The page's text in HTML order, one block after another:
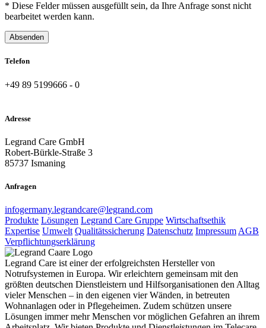
* Diese Felder müssen ausgefüllt sein, da Ihre Anfrage sonst nicht
bearbeitet werden kann.
Absenden
Telefon
+49 89 5199666 - 0
Adresse
Legrand Care GmbH
Robert-Bürkle-Straße 3
85737 Ismaning
Anfragen
infogermany.legrandcare@legrand.com
Produkte Lösungen Legrand Care Gruppe Wirtschaftsethik
Expertise Umwelt Qualitätssicherung Datenschutz Impressum AGB
Verpflichtungserklärung
Legrand Care ist einer der erfolgreichsten Hersteller von
Notrufsystemen in Europa. Wir erleichtern gemeinsam mit den
größten deutschen Dienstleistern und Hilfsorganisationen den Alltag
vieler Menschen – in den eigenen vier Wänden, in betreuten
Wohnanlagen oder in Pflegeheimen. Zudem schützen unsere
Lösungen immer mehr Menschen vor möglichen Gefahren an ihrem